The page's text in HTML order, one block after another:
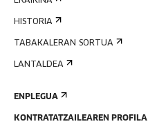
HISTORIA
TABAKALERAN SORTUA
LANTALDEA
ENPLEGUA
KONTRATATZAILEAREN PROFILA